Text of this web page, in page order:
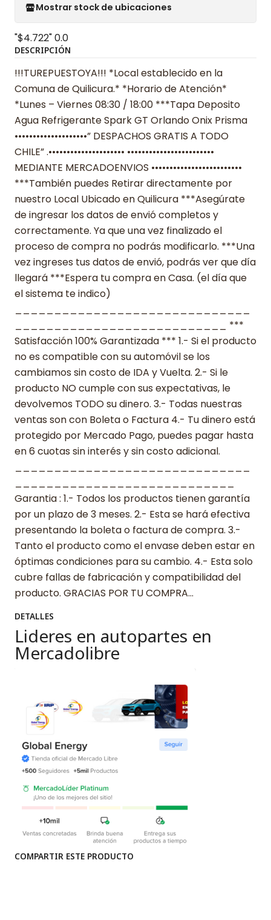
Mostrar stock de ubicaciones
"$4.722"0.0
DESCRIPCIÓN
!!!TUREPUESTOYA!!! *Local establecido en la
Comuna de Quilicura.* *Horario de Atención*
*Lunes – Viernes 08:30 / 18:00 ***Tapa Deposito
Agua Refrigerante Spark GT Orlando Onix Prisma
••••••••••••••••••••” DESPACHOS GRATIS A TODO
CHILE” .••••••••••••••••••••• ••••••••••••••••••••••••
MEDIANTE MERCADOENVIOS •••••••••••••••••••••••••
***También puedes Retirar directamente por
nuestro Local Ubicado en Quilicura ***Asegúrate
de ingresar los datos de envió completos y
correctamente. Ya que una vez finalizado el
proceso de compra no podrás modificarlo. ***Una
vez ingreses tus datos de envió, podrás ver que día
llegará ***Espera tu compra en Casa. (el día que
el sistema te indico)
___________________________ ***
Satisfacción 100% Garantizada *** 1.- Si el producto
no es compatible con su automóvil se los
cambiamos sin costo de IDA y Vuelta. 2.- Si le
producto NO cumple con sus expectativas, le
devolvemos TODO su dinero. 3.- Todas nuestras
ventas son con Boleta o Factura 4.- Tu dinero está
protegido por Mercado Pago, puedes pagar hasta
en 6 cuotas sin interés y sin costo adicional.
Garantia : 1.- Todos los productos tienen garantía
por un plazo de 3 meses. 2.- Esta se hará efectiva
presentando la boleta o factura de compra. 3.-
Tanto el producto como el envase deben estar en
óptimas condiciones para su cambio. 4.- Esta solo
cubre fallas de fabricación y compatibilidad del
producto. GRACIAS POR TU COMPRA…
DETALLES
Lideres en autopartes en
Mercadolibre
COMPARTIR ESTE PRODUCTO